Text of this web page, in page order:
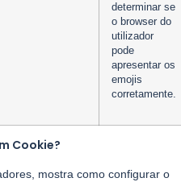
determinar se
o browser do
utilizador
pode
apresentar os
emojis
corretamente.
Cookie?
mostra como configurar o